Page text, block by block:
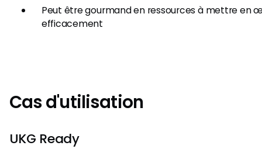
Peut être gourmand en ressources à mettre en
efficacement
Cas d'utilisation
UKG Ready